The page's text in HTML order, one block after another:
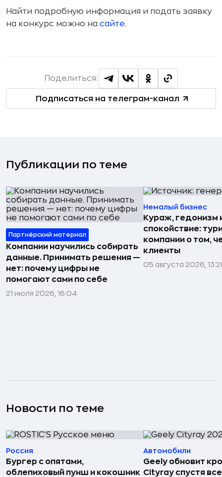
Найти подробную информация и подать заявку
на конкурс можно на сайте.
Подписаться на телеграм-канал
Поделиться:
Публикации по теме
Партнёрский материал
Компании научились собирать
данные. Принимать решения —
нет: почему цифры не
помогают сами по себе
21 июля 2026, 16:04
Немалый бизнес
Кураж, гедонизм
спокойствие:
компании о том,
клиенты
05 августа 2026,
Новости по теме
Россия
Бургер с опятами,
облепиховый пунш и кокошник
Автомобили
Geely обновит
Cityray спустя